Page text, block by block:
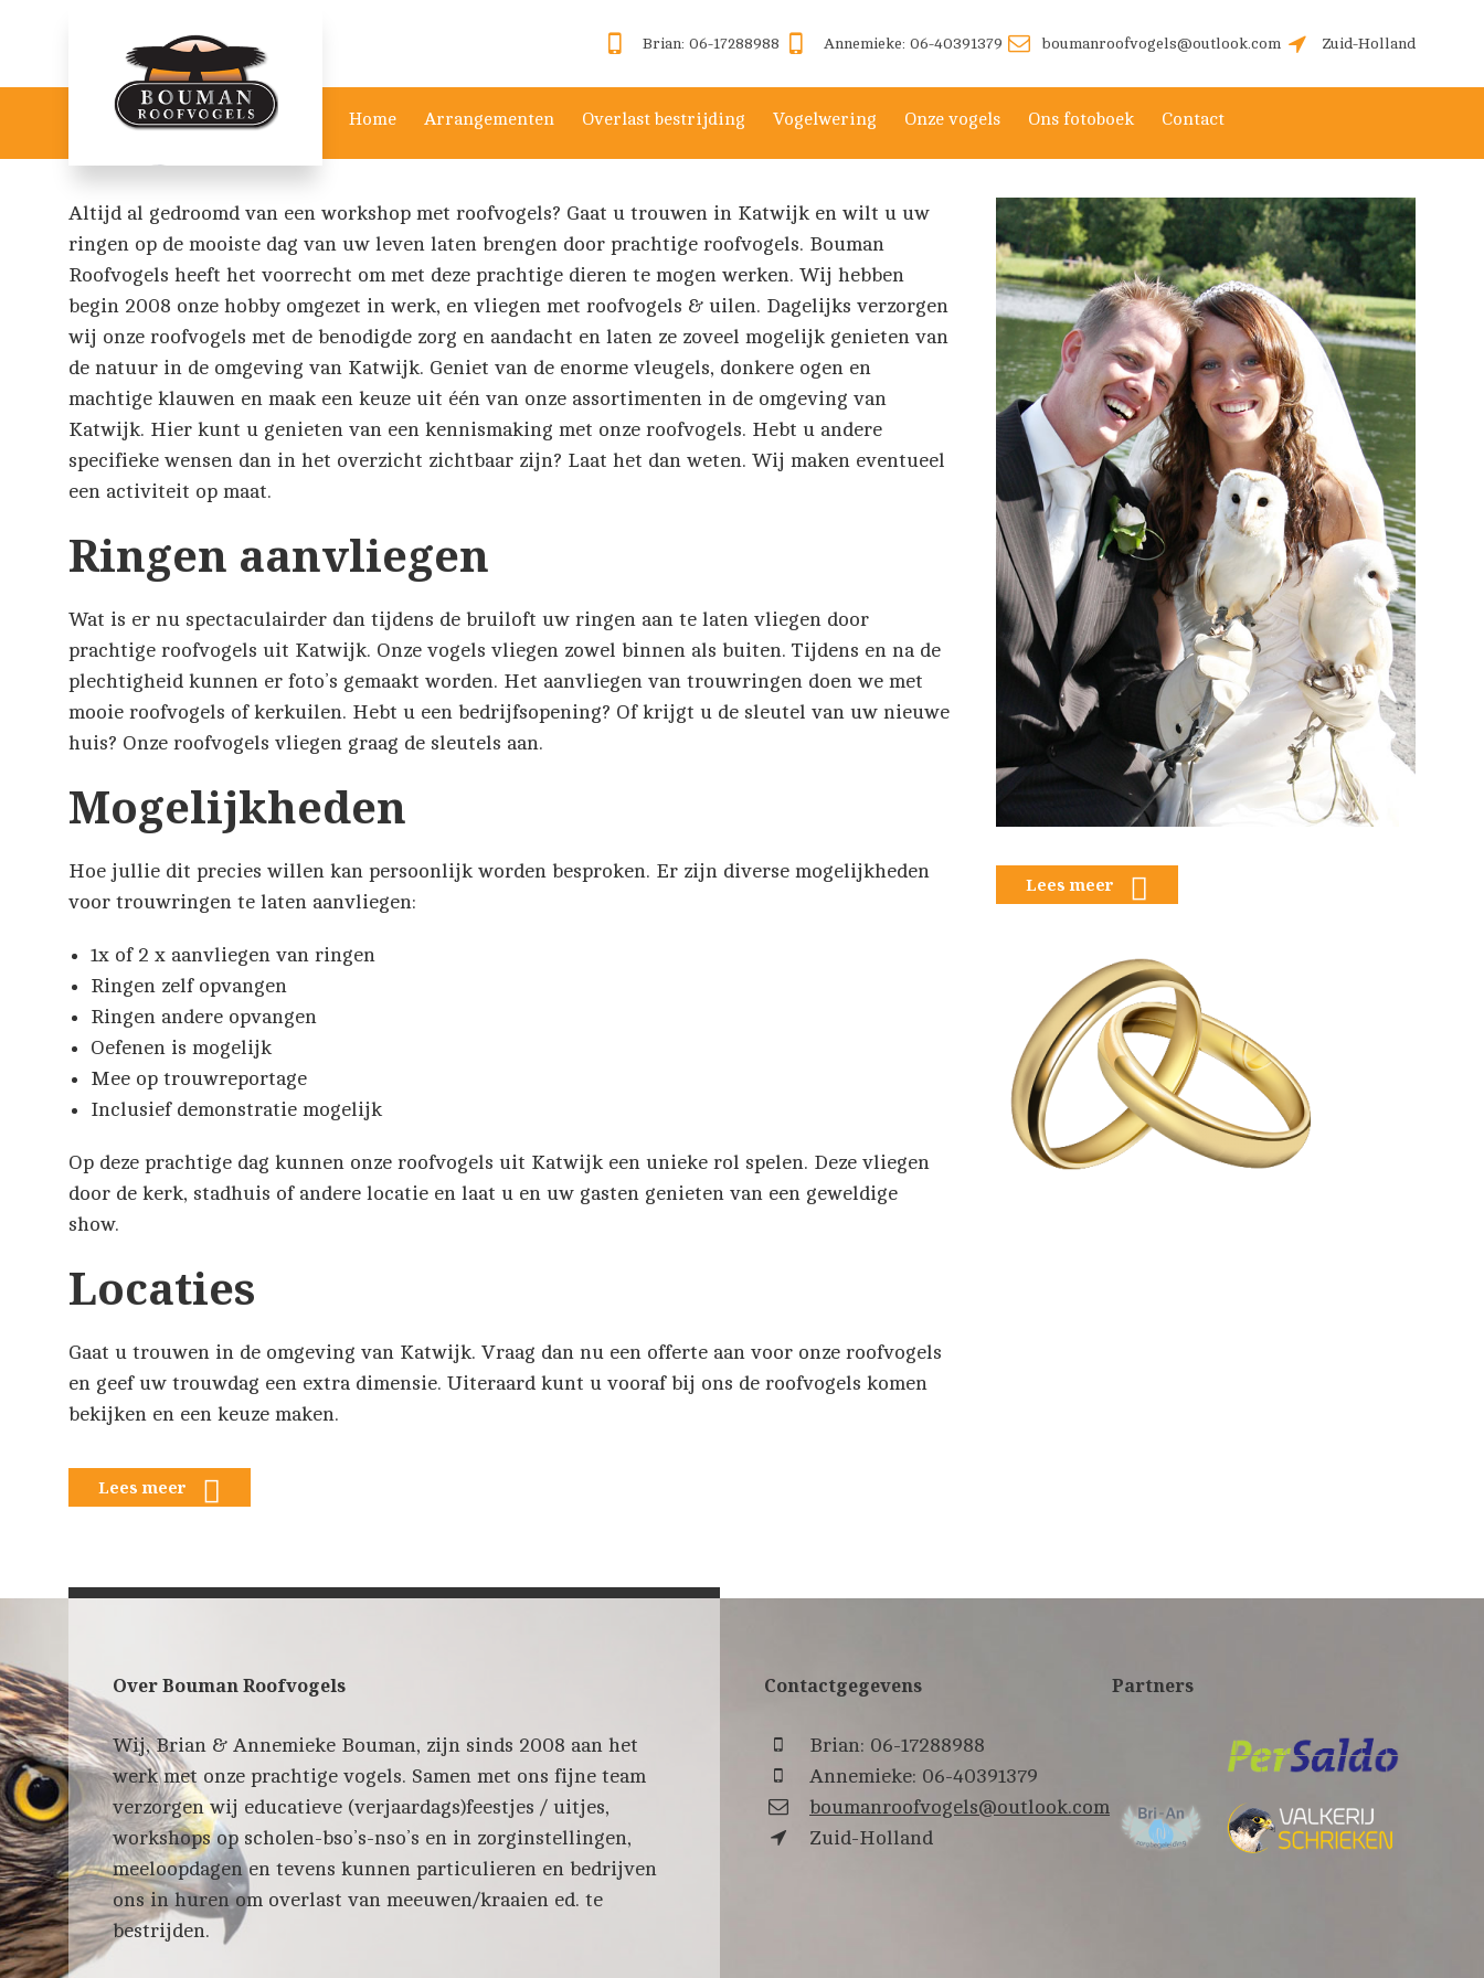
Brian: 06-17288988 Annemieke: 06-40391379 boumanroofvogels@outlook.com Zuid-Holland
Home Arrangementen Overlast bestrijding Vogelwering Onze vogels Ons fotoboek Contact
Altijd al gedroomd van een workshop met roofvogels? Gaat u trouwen in Katwijk en wilt u uw
ringen op de mooiste dag van uw leven laten brengen door prachtige roofvogels. Bouman
Roofvogels heeft het voorrecht om met deze prachtige dieren te mogen werken. Wij hebben
begin 2008 onze hobby omgezet in werk, en vliegen met roofvogels & uilen. Dagelijks verzorgen
wij onze roofvogels met de benodigde zorg en aandacht en laten ze zoveel mogelijk genieten van
de natuur in de omgeving van Katwijk. Geniet van de enorme vleugels, donkere ogen en
machtige klauwen en maak een keuze uit één van onze assortimenten in de omgeving van
Katwijk. Hier kunt u genieten van een kennismaking met onze roofvogels. Hebt u andere
specifieke wensen dan in het overzicht zichtbaar zijn? Laat het dan weten. Wij maken eventueel
een activiteit op maat.
Ringen aanvliegen
Wat is er nu spectaculairder dan tijdens de bruiloft uw ringen aan te laten vliegen door
prachtige roofvogels uit Katwijk. Onze vogels vliegen zowel binnen als buiten. Tijdens en na de
plechtigheid kunnen er foto’s gemaakt worden. Het aanvliegen van trouwringen doen we met
mooie roofvogels of kerkuilen. Hebt u een bedrijfsopening? Of krijgt u de sleutel van uw nieuwe
huis? Onze roofvogels vliegen graag de sleutels aan.
Mogelijkheden
Hoe jullie dit precies willen kan persoonlijk worden besproken. Er zijn diverse mogelijkheden
voor trouwringen te laten aanvliegen:
1x of 2 x aanvliegen van ringen
Ringen zelf opvangen
Ringen andere opvangen
Oefenen is mogelijk
Mee op trouwreportage
Inclusief demonstratie mogelijk
Op deze prachtige dag kunnen onze roofvogels uit Katwijk een unieke rol spelen. Deze vliegen
door de kerk, stadhuis of andere locatie en laat u en uw gasten genieten van een geweldige
show.
Locaties
Gaat u trouwen in de omgeving van Katwijk. Vraag dan nu een offerte aan voor onze roofvogels
en geef uw trouwdag een extra dimensie. Uiteraard kunt u vooraf bij ons de roofvogels komen
bekijken en een keuze maken.
Lees meer
Lees meer
Over Bouman Roofvogels
Wij, Brian & Annemieke Bouman, zijn sinds 2008 aan het
werk met onze prachtige vogels. Samen met ons fijne team
verzorgen wij educatieve (verjaardags)feestjes / uitjes,
workshops op scholen-bso’s-nso’s en in zorginstellingen,
meeloopdagen en tevens kunnen particulieren en bedrijven
ons in huren om overlast van meeuwen/kraaien ed. te
bestrijden.
Contactgegevens
Brian: 06-17288988
Annemieke: 06-40391379
boumanroofvogels@outlook.com
Zuid-Holland
Partners